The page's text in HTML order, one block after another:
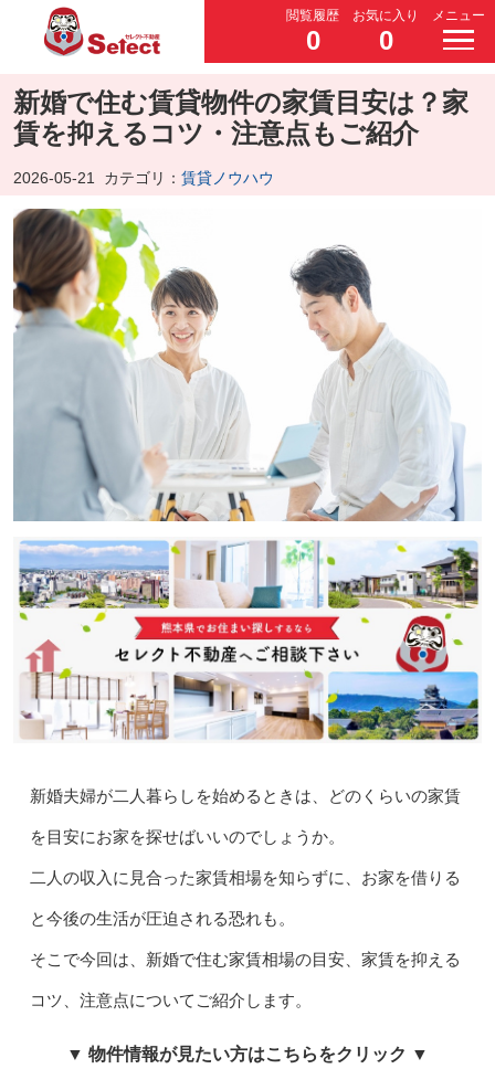
閲覧履歴
0
お気に入り
0
メニュー
新婚で住む賃貸物件の家賃目安は？家
賃を抑えるコツ・注意点もご紹介
2026-05-21 カテゴリ： 賃貸ノウハウ
新婚夫婦が二人暮らしを始めるときは、どのくらいの家賃
を目安にお家を探せばいいのでしょうか。
二人の収入に見合った家賃相場を知らずに、お家を借りる
と今後の生活が圧迫される恐れも。
そこで今回は、新婚で住む家賃相場の目安、家賃を抑える
コツ、注意点についてご紹介します。
▼ 物件情報が見たい方はこちらをクリック ▼